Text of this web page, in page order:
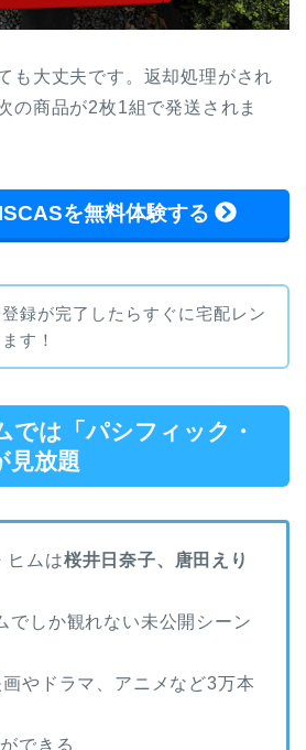
も大丈夫です。返却処理がされ
の商品が2枚1組で発送されま
を無料体験する
録が完了したらすぐに宅配レン
す！
では「パシフィック・
見放題
ヒムは桜井日奈子、唐田えり
しか観れない未公開シーン
やドラマ、アニメなど3万本
できる